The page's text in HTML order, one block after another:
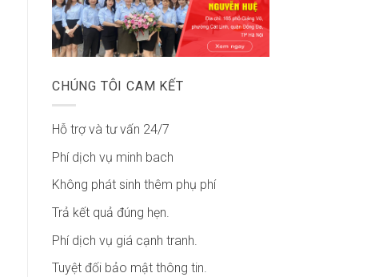
CHÚNG TÔI CAM KẾT
Hỗ trợ và tư vấn 24/7
Phí dịch vụ minh bach
Không phát sinh thêm phụ phí
Trả kết quả đúng hẹn.
Phí dịch vụ giá cạnh tranh.
Tuyệt đối bảo mật thông tin.